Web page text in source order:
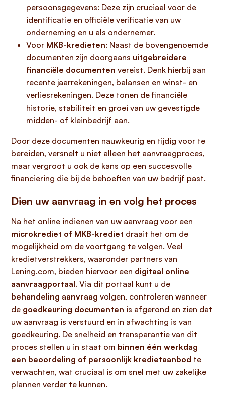
persoonsgegevens: Deze zijn cruciaal voor de
identificatie en officiële verificatie van uw
onderneming en u als ondernemer.
Voor MKB-kredieten: Naast de bovengenoemde
documenten zijn doorgaans uitgebreidere
financiële documenten vereist. Denk hierbij aan
recente jaarrekeningen, balansen en winst- en
verliesrekeningen. Deze tonen de financiële
historie, stabiliteit en groei van uw gevestigde
midden- of kleinbedrijf aan.
Door deze documenten nauwkeurig en tijdig voor te
bereiden, versnelt u niet alleen het aanvraagproces,
maar vergroot u ook de kans op een succesvolle
financiering die bij de behoeften van uw bedrijf past.
Dien uw aanvraag in en volg het proces
Na het online indienen van uw aanvraag voor een
microkrediet of MKB-krediet draait het om de
mogelijkheid om de voortgang te volgen. Veel
kredietverstrekkers, waaronder partners van
Lening.com, bieden hiervoor een digitaal online
aanvraagportaal. Via dit portaal kunt u de
behandeling aanvraag volgen, controleren wanneer
de goedkeuring documenten is afgerond en zien dat
uw aanvraag is verstuurd en in afwachting is van
goedkeuring. De snelheid en transparantie van dit
proces stellen u in staat om binnen één werkdag
een beoordeling of persoonlijk kredietaanbod te
verwachten, wat cruciaal is om snel met uw zakelijke
plannen verder te kunnen.